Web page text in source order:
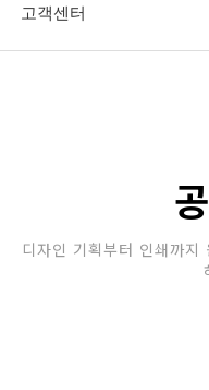
고객센터
디자인 기획부터 인쇄까